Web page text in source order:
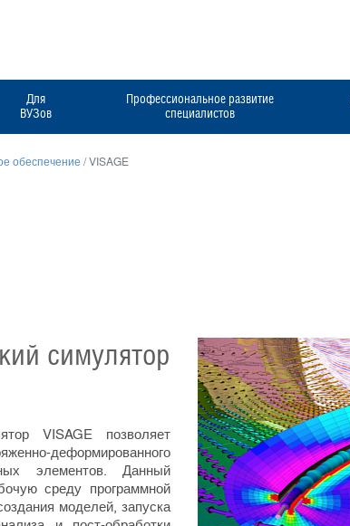
Для
ВУЗов
Профессиональное развитие
специалистов
обеспечение /VISAGE
симулятор
VISAGE позволяет
деформированного
элементов. Данный
среду программной
моделей, запуска